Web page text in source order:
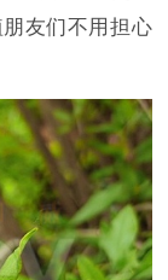
友们不用担心